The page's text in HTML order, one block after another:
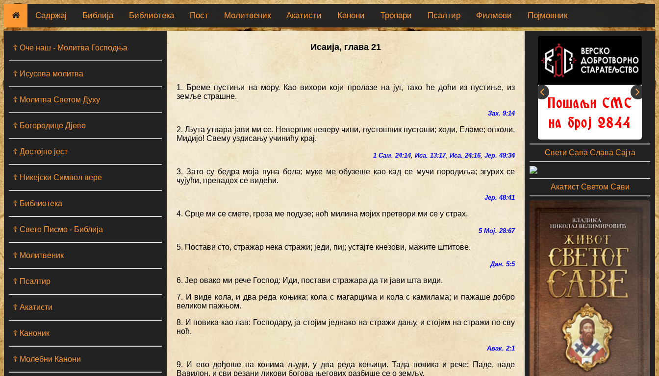
Садржај Библија Библиотека Пост Молитвеник Акатисти Канони Тропари Псалтир Филмови Појмовник
☦ Оче наш - Moлитва Господња
☦ Исусова молитва
☦ Молитва Светом Духу
☦ Богородице Дјево
☦ Достојно јест
☦ Никејски Символ вере
☦ Библиотека
☦ Свето Писмо - Библија
☦ Молитвеник
☦ Псалтир
☦ Акатисти
☦ Каноник
☦ Молебни Канони
Исаија, глава 21
1. Бреме пустињи на мору. Као вихори који пролазе на југ, тако ће доћи из пустиње, из
земље страшне.
Зах. 9:14
2. Љута утвара јави ми се. Неверник неверу чини, пустошник пустоши; ходи, Еламе; опколи,
Мидијо! Свему уздисању учинићу крај.
1 Сам. 24:14,Иса. 13:17,Иса. 24:16,Јер. 49:34
3. Зато су бедра моја пуна бола; муке ме обузеше као кад се мучи породиља; згурих се
чујући, препадох се видећи.
Јер. 48:41
4. Срце ми се смете, гроза ме подузе; ноћ милина мојих претвори ми се у страх.
5 Мој. 28:67
5. Постави сто, стражар нека стражи; једи, пиј; устајте кнезови, мажите штитове.
Дан. 5:5
6. Јер овако ми рече Господ: Иди, постави стражара да ти јави шта види.
7. И виде кола, и два реда коњика; кола с магарцима и кола с камилама; и пажаше добро
великом пажњом.
8. И повика као лав: Господару, ја стојим једнако на стражи дању, и стојим на стражи по сву
ноћ.
Авак. 2:1
9. И ево дођоше на колима људи, у два реда коњици. Тада повика и рече: Паде, паде
Вавилон, и сви резани ликови богова његових разбише се о земљу.
Свети Сава Слава Сајта
Акатист Светом Сави